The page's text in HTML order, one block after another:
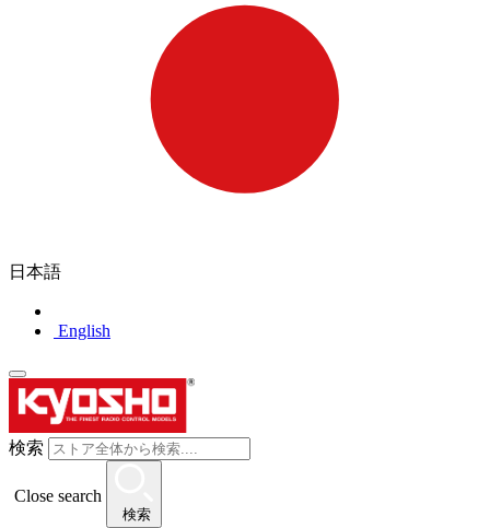
日本語
English
検索
Close search
検索